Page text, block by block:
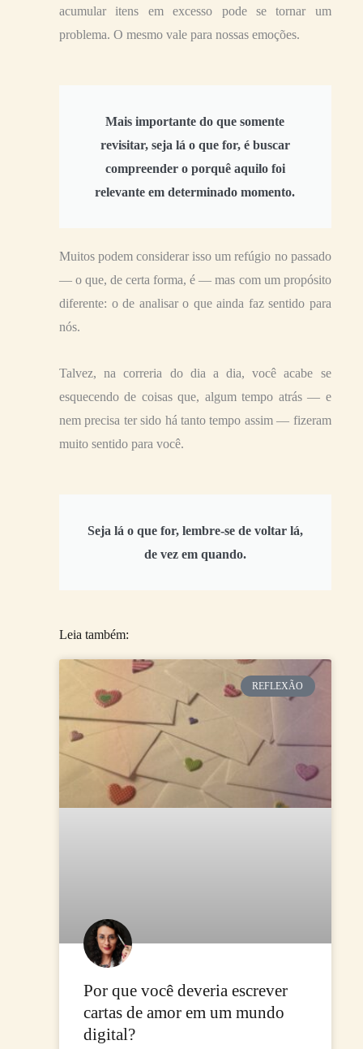
acumular itens em excesso pode se tornar um
problema. O mesmo vale para nossas emoções.
Mais importante do que somente
revisitar, seja lá o que for, é buscar
compreender o porquê aquilo foi
relevante em determinado momento.
Muitos podem considerar isso um refúgio no passado
— o que, de certa forma, é — mas com um propósito
diferente: o de analisar o que ainda faz sentido para
nós.
Talvez, na correria do dia a dia, você acabe se
esquecendo de coisas que, algum tempo atrás — e
nem precisa ter sido há tanto tempo assim — fizeram
muito sentido para você.
Seja lá o que for, lembre-se de voltar lá,
de vez em quando.
Leia também:
REFLEXÃO
Por que você deveria escrever
cartas de amor em um mundo
digital?